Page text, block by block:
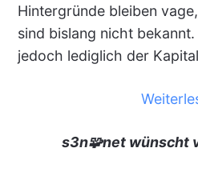
Hintergründe bleiben
sind bislang nicht
jedoch lediglich der
s3n🧩net wünscht